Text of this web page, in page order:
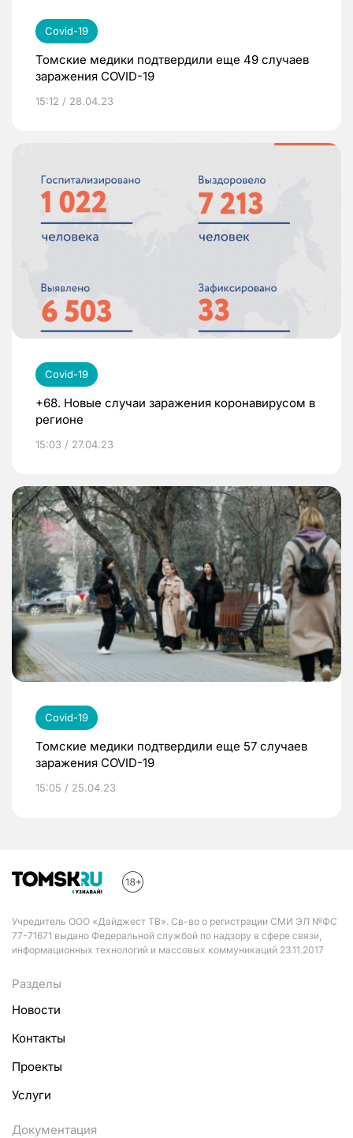
Covid-19
Томские медики подтвердили еще 49 случаев
заражения COVID-19
15:12 / 28.04.23
Covid-19
+68. Новые случаи заражения коронавирусом в
регионе
15:03 / 27.04.23
Covid-19
Томские медики подтвердили еще 57 случаев
заражения COVID-19
15:05 / 25.04.23
Учредитель ООО «Дайджест ТВ». Св-во о регистрации СМИ ЭЛ №ФС
77-71671 выдано Федеральной службой по надзору в сфере связи,
информационных технологий и массовых коммуникаций 23.11.2017
Разделы
Новости
Контакты
Проекты
Услуги
Документация